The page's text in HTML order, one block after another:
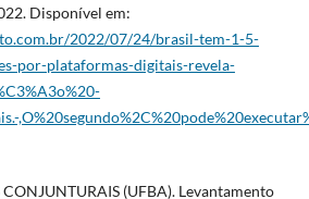
Disponível em:
2022/07/24/brasil-tem-1-5-
por-plataformas-digitais-revela-
CONJUNTURAIS (UFBA). Levantamento